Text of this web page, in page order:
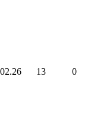
13 0